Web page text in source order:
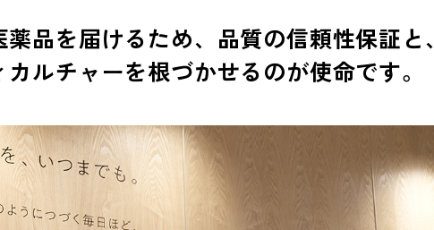
品を届けるため、品質の信頼性保証と
ルチャーを根づかせるのが使命です。